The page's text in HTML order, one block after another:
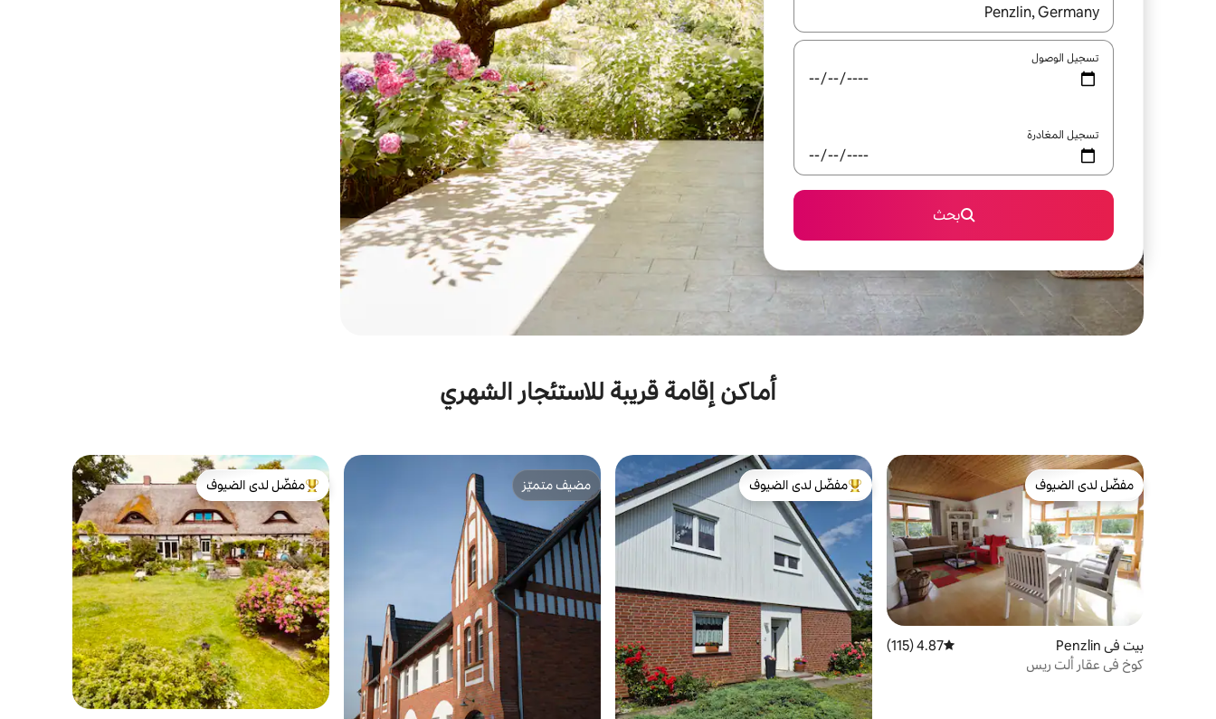
عند توفر النتائج، انتقل باستخدام السهمين لأعلى ولأسفل أو استكشف عن طريق اللمس أو السحب.
تسجيل الوصول
تسجيل المغادرة
بحث
أماكن إقامة قريبة للاستئجار الشهري
مفضّل لدى الضيوف
مفضّل لدى الضيوف
بيت في Penzlin متوسط التقييم 4.87 من 5، 115 مراجعات
4.87 (115)
كوخ في عقار ألت ريس
من أبرز البيوت المفضّلة لدى الضيوف
مفضّل لدى الضيوف
مضيف متميّز
مضيف متميّز
من أبرز البيوت المفضّلة لدى الضيوف
مفضّل لدى الضيوف